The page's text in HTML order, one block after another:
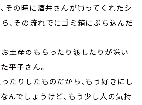
その時に酒井さんが買ってくれたシ
、その流れでにゴミ箱にぶち込んだ
土産のもらったり渡したりが嫌い
平子さん。
たりしたものだから、もう好きにし
んでしょうけど、もう少し人の気持